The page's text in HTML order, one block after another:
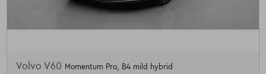
Volvo V60 Momentum Pro, B4 mild hybrid